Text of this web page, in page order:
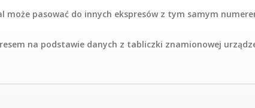
może pasować do innych ekspresów z tym samym
na podstawie danych z tabliczki znamionowej